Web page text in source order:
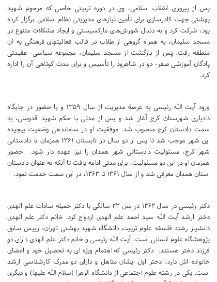
پس از پیروزی انقلاب اسلامی، وی در دوره تربیتی خاصی که مرحوم شهید
بهشتی جهت کادرسازی برای تأمین نیازهای مدیریتی نظام اسلامی برگزار کرده
بود، شرکت کرد و به دنبال شورش‌های مارکسیستی و ایجاد مشکلات متنوع در
مسجد سلیمان، به همراه گروهی از طلاب در قالب فعالیتهای فرهنگی به آن
منطقه رفت. پس از بازگشت از مسجد سلیمان، مجموعه سیاسی- عقیدتی
پادگان آموزشی صفر- دو در شاهرود را تأسیس و برای مدت کوتاهی آن را اداره
کرد.
ورود آیت الله رئیسی به عرصة مدیریت از سال 1359 و با حضور در جایگاه
دادیاری شهرستان کرج آغاز شد و پس از مدتی با حکم شهید قدوسی، به
سمت دادستان کرج منصوب شد. موفقیت او در ساماندهی وضعیت پیچیده
این شهر موجب شد تا پس از دو سال در تابستان 1361 همزمان با دادستانی
شهر کرج، مسئولیت دادستانی شهر همدان را نیز عهده دار شود. حضور
همزمان او در این دو مسئولیت، برای مدتی ادامه یافت تا آنکه به عنوان دادستان
استان همدان معرفی شد و از سال 1361 تا 1363، در این سمت خدمت نمود.
دکتر رئیسی در سال 1362 در سن 23 سالگی با دکتر جمیله سادات علم الهدی
دختر ارشد آیت الله سید احمد علم الهدی ازدواج کرد. خانم دکتر علم الهدی
دانشیار رشته فلسفه علوم تربیت دانشگاه شهید بهشتی تهران، رییس سابق
پژوهشگاه علوم انسانی است. آیت الله رئیسی و خانم دکتر علم الهدی دارای دو
فرزند دختر هستند. دکتر رئیسی که اهتمام ویژه ای به تحصیل خود و اعضای
خانواده اش دارد، دختر اول ایشان متاهل و دارای دو مدرک کارشناسی ارشد
است. یکی در رشته علوم اجتماعی از دانشگاه الزهرا (سلام الله علیها) و دیگری